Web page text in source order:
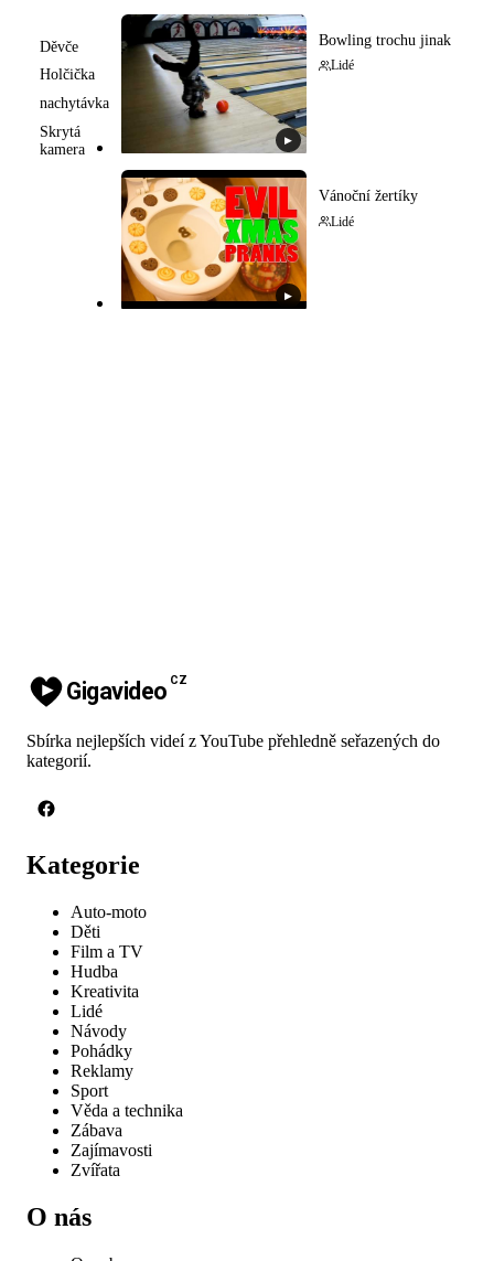
Děvče
Holčička
nachytávka
Skrytá
kamera
▶
Bowling trochu jinak
Lidé
▶
Vánoční žertíky
Lidé
Gigavideo CZ
Sbírka nejlepších videí z YouTube přehledně seřazených do
kategorií.
Kategorie
Auto-moto
Děti
Film a TV
Hudba
Kreativita
Lidé
Návody
Pohádky
Reklamy
Sport
Věda a technika
Zábava
Zajímavosti
Zvířata
O nás